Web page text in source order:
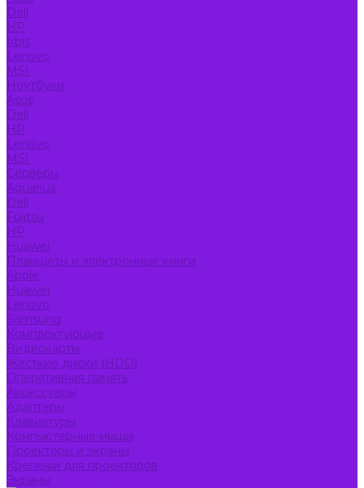
Dell
HP
Irbis
Lenovo
MSI
Ноутбуки
Asus
Dell
HP
Lenovo
MSI
Серверы
Aquarius
Dell
Fujitsu
HP
Huawei
Планшеты и электронные книги
Apple
Huawei
Lenovo
Samsung
Комплектующие
Видеокарты
Жесткие диски (HDD)
Оперативная память
Аксессуары
Адаптеры
Клавиатуры
Компьютерные мыши
Проекторы и экраны
Крепежи для проекторов
Экраны